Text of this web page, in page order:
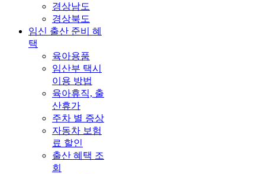
경상남도
경상북도
임신 출산 준비 혜
택
육아용품
임산부 택시
이용 방법
육아휴직, 출
산휴가
주차 별 증상
자동차 보험
료 할인
출산 혜택 조
회